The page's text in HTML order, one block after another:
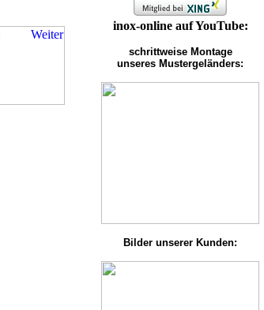
inox-online auf YouTube:
schrittweise Montage
unseres Mustergeländers:
Bilder unserer Kunden: